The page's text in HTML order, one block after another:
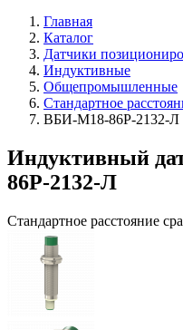
Главная
Каталог
Датчики
Индуктивные
Общепромышленные
Стандартное
ВБИ-М18-86Р-2132-Л
Индуктивный
86Р-2132-Л
Стандартное расстояние